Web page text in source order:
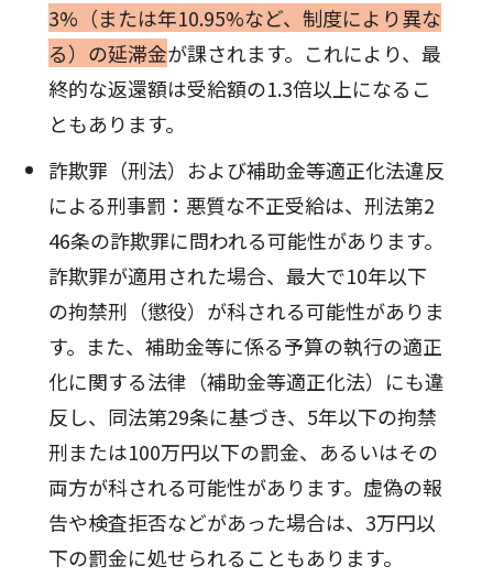
3%（または年10.95%など、制度により異な
る）の延滞金が課されます。これにより、最
終的な返還額は受給額の1.3倍以上になるこ
ともあります。
詐欺罪（刑法）および補助金等適正化法違反
による刑事罰：悪質な不正受給は、刑法第2
46条の詐欺罪に問われる可能性があります。
詐欺罪が適用された場合、最大で10年以下
の拘禁刑（懲役）が科される可能性がありま
す。また、補助金等に係る予算の執行の適正
化に関する法律（補助金等適正化法）にも違
反し、同法第29条に基づき、5年以下の拘禁
刑または100万円以下の罰金、あるいはその
両方が科される可能性があります。虚偽の報
告や検査拒否などがあった場合は、3万円以
下の罰金に処せられることもあります。